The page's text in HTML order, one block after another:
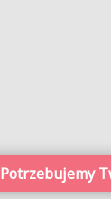
Potrzebujemy